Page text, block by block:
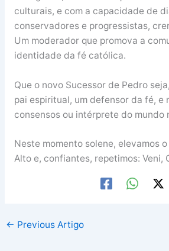
culturais, e com a capacidade de
conservadores e progressistas,
Um moderador que promova a
identidade da fé católica.
Que o novo Sucessor de Pedro
pai espiritual, um defensor da fé, e
consensos ou intérprete do mundo
Neste momento solene, elevamos
Alto e, confiantes, repetimos: Veni,
← Previous Artigo